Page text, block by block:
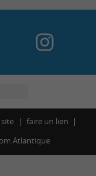
faire un lien
Atlantique